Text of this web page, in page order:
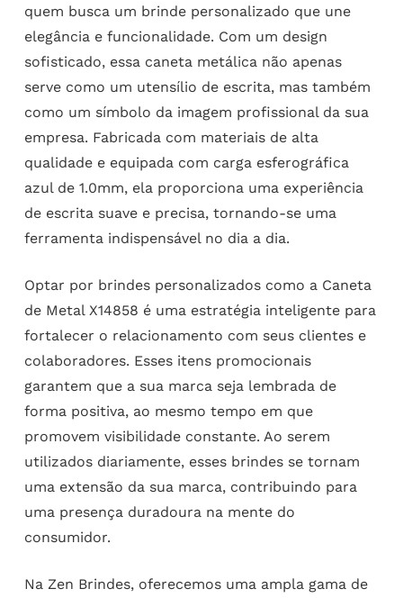
quem busca um brinde personalizado que une
elegância e funcionalidade. Com um design
sofisticado, essa caneta metálica não apenas
serve como um utensílio de escrita, mas também
como um símbolo da imagem profissional da sua
empresa. Fabricada com materiais de alta
qualidade e equipada com carga esferográfica
azul de 1.0mm, ela proporciona uma experiência
de escrita suave e precisa, tornando-se uma
ferramenta indispensável no dia a dia.
Optar por brindes personalizados como a Caneta
de Metal X14858 é uma estratégia inteligente para
fortalecer o relacionamento com seus clientes e
colaboradores. Esses itens promocionais
garantem que a sua marca seja lembrada de
forma positiva, ao mesmo tempo em que
promovem visibilidade constante. Ao serem
utilizados diariamente, esses brindes se tornam
uma extensão da sua marca, contribuindo para
uma presença duradoura na mente do
consumidor.
Na Zen Brindes, oferecemos uma ampla gama de